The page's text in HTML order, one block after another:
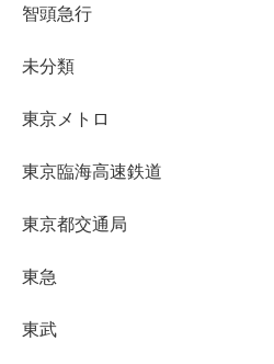
智頭急行
未分類
東京メトロ
東京臨海高速鉄道
東京都交通局
東急
東武